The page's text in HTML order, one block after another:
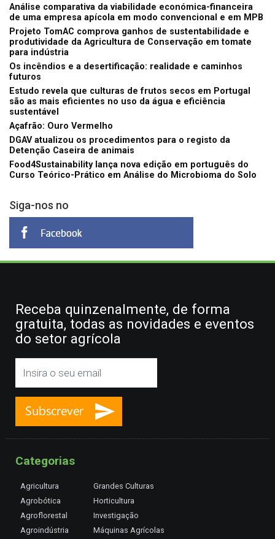
Análise comparativa da viabilidade económica-financeira
de uma empresa apícola em modo convencional e em MPB
Projeto TomAC comprova ganhos de sustentabilidade e
produtividade da Agricultura de Conservação em tomate
para indústria
Os incêndios e a desertificação: realidade e caminhos
futuros
Estudo revela que culturas de frutos secos em Portugal
são as mais eficientes no uso da água e eficiência
sustentável
Açafrão: Ouro Vermelho
DGAV atualizou os procedimentos para o registo da
Detenção Caseira de animais
Food4Sustainability lança nova edição em português do
Curso Teórico-Prático em Análise do Microbioma do Solo
Siga-nos no
Receba quinzenalmente, de forma
gratuita, todas as novidades e eventos
do setor agrícola
Categorias
Agricultura
Agrobótica
Agroflorestal
Agroindústria
Grandes Culturas
Horticultura
Investigação
Máquinas Agrícolas